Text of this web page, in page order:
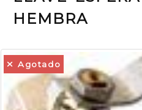
HEMBRA
Agotado